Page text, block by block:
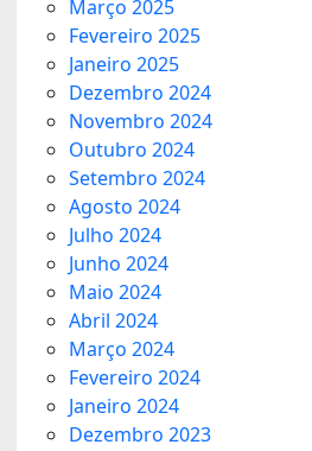
Março 2025
Fevereiro 2025
Janeiro 2025
Dezembro 2024
Novembro 2024
Outubro 2024
Setembro 2024
Agosto 2024
Julho 2024
Junho 2024
Maio 2024
Abril 2024
Março 2024
Fevereiro 2024
Janeiro 2024
Dezembro 2023